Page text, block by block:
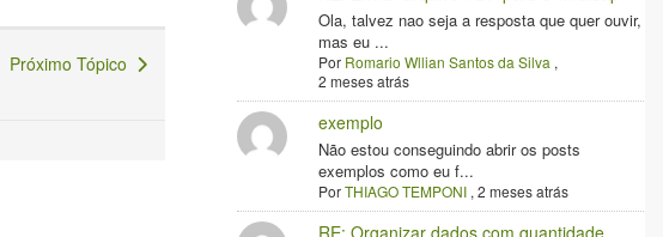
Próximo Tópico
Ola, talvez nao seja a resposta que quer ouvir,
mas eu ...
Por Romario Wllian Santos da Silva ,
2 meses atrás
exemplo
Não estou conseguindo abrir os posts
exemplos como eu f...
PorTHIAGO TEMPONI ,2 meses atrás
RE: Organizar dados com quantidade